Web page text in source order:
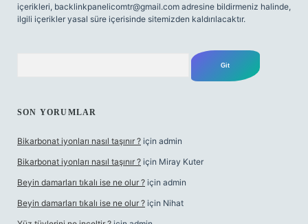
içerikleri, backlinkpanelicomtr@gmail.com adresine bildirmeniz halinde,
ilgili içerikler yasal süre içerisinde sitemizden kaldırılacaktır.
SON YORUMLAR
Bikarbonat iyonları nasıl taşınır ? için admin
Bikarbonat iyonları nasıl taşınır ? için Miray Kuter
Beyin damarları tıkalı ise ne olur ? için admin
Beyin damarları tıkalı ise ne olur ? için Nihat